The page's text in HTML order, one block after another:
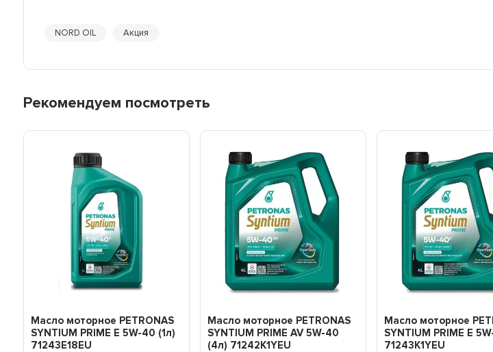
NORD OIL Акция
Рекомендуем посмотреть
Масло моторное PETRONAS
SYNTIUM PRIME E 5W-40 (1л)
71243E18EU
Масло моторное PETRONAS
SYNTIUM PRIME AV 5W-40
(4л) 71242K1YEU
Масло моторное
SYNTIUM PRIME E
71243K1YEU